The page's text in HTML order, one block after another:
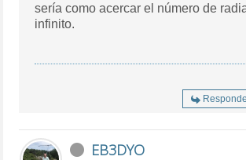
sería como acercar el número de
infinito.
EB3DYO